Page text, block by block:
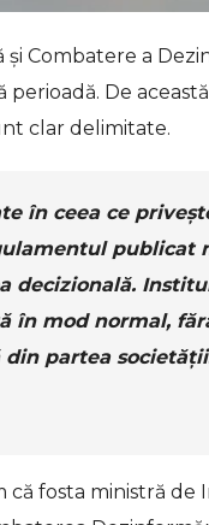
Combatere a
De
clar delimitate.
în ceea ce
publicat
decizională.
în mod normal,
partea
fosta ministră de